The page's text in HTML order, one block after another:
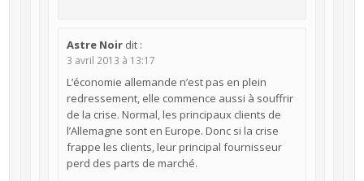
Astre Noir dit :
3 avril 2013 à 13:17
L’économie allemande n’est pas en plein
redressement, elle commence aussi à souffrir
de la crise. Normal, les principaux clients de
l’Allemagne sont en Europe. Donc si la crise
frappe les clients, leur principal fournisseur
perd des parts de marché.